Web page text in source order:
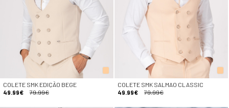
COLETE SMK EDIÇÃO BEGE
49.99€
79.99€
COLETE SMK SALMAO CLASSIC
49.99€
79.99€